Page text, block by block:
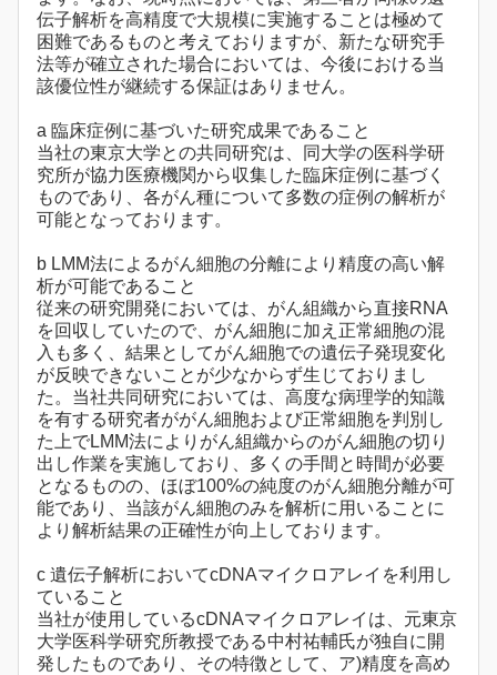
伝子解析を高精度で大規模に実施することは極めて
困難であるものと考えておりますが、新たな研究手
法等が確立された場合においては、今後における当
該優位性が継続する保証はありません。
a 臨床症例に基づいた研究成果であること
当社の東京大学との共同研究は、同大学の医科学研
究所が協力医療機関から収集した臨床症例に基づく
ものであり、各がん種について多数の症例の解析が
可能となっております。
b LMM法によるがん細胞の分離により精度の高い解
析が可能であること
従来の研究開発においては、がん組織から直接RNA
を回収していたので、がん細胞に加え正常細胞の混
入も多く、結果としてがん細胞での遺伝子発現変化
が反映できないことが少なからず生じておりまし
た。当社共同研究においては、高度な病理学的知識
を有する研究者ががん細胞および正常細胞を判別し
た上でLMM法によりがん組織からのがん細胞の切り
出し作業を実施しており、多くの手間と時間が必要
となるものの、ほぼ100%の純度のがん細胞分離が可
能であり、当該がん細胞のみを解析に用いることに
より解析結果の正確性が向上しております。
c 遺伝子解析においてcDNAマイクロアレイを利用し
ていること
当社が使用しているcDNAマイクロアレイは、元東京
大学医科学研究所教授である中村祐輔氏が独自に開
発したものであり、その特徴として、ア)精度を高め